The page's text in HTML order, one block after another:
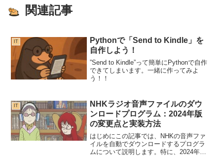
関連記事
IT
Pythonで「Send to Kindle」を
自作しよう！
”Send to Kindle”って簡単にPythonで自作
できてしまいます。一緒に作ってみよ
う！！
IT
NHKラジオ音声ファイルのダウ
ンロードプログラム：2024年版
の変更点と実装方法
はじめにこの記事では、NHKの音声ファ
イルを自動でダウンロードするプログラ
ムについて説明します。特に、2024年度